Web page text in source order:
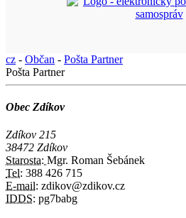
cz - Občan - Pošta Partner
Pošta Partner
Obec Zdíkov
Zdíkov 215
38472 Zdíkov
Starosta: Mgr. Roman Šebánek
Tel: 388 426 715
E-mail: zdikov@zdikov.cz
IDDS: pg7babg